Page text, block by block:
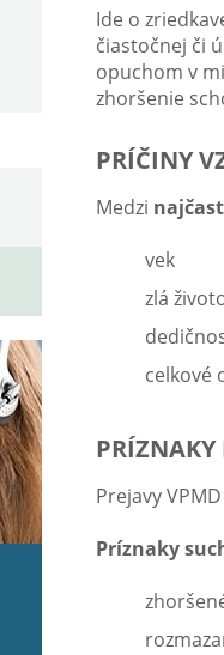
Ide o
čiastočnej či
opuchom v
zhoršenie
PRÍČINY
Medzi
vek
zlá
celkové
PRÍZNAKY
Prejavy
Príznaky